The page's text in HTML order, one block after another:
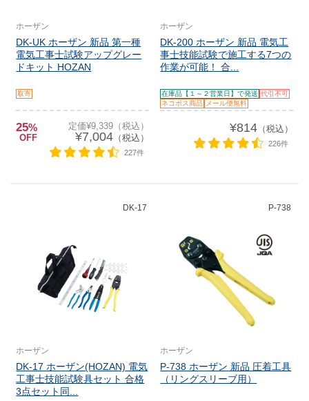
ホーザン
DK-UK ホーザン 新品 第一種
電気工事士試験アップグレー
ドキット HOZAN
取寄
25%
OFF
定価¥9,339（税込）
¥7,004（税込）
227件
ホーザン
DK-200 ホーザン 新品 電気工
事士技能試験で施工する7つの
作業が可能！ 合...
在庫品【１～２営業日】で発送 代引不可
ネコポス商品
メール便無料
¥814（税込）
226件
DK-17
ホーザン
DK-17 ホーザン(HOZAN) 電気
工事士技能試験具セット 合格
3点セット同...
P-738
ホーザン
P-738 ホーザン 新品 圧着工具
（リングスリーブ用）